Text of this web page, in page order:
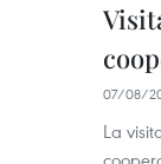
07/08/
La